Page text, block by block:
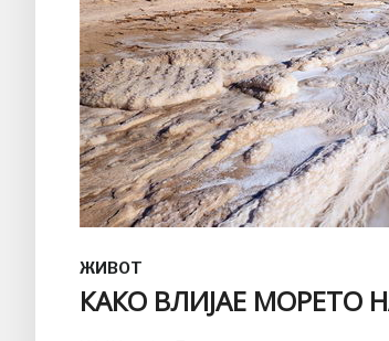
ЖИВОТ
КАКО ВЛИЈАЕ МОРЕТО